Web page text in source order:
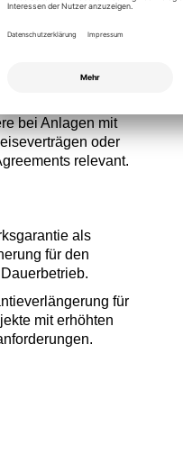
Für Projekte mit
oder
besteht
optional auf bis zu
Eine verlängerte
reduzieren
bei Anlagen mit
oder
relevant.
als
für den
für
mit erhöhten